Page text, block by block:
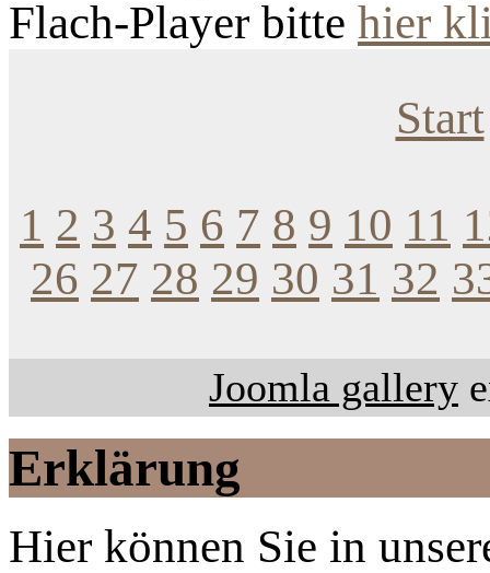
Flach-Player bitte hier
Start
1 2 3 4 5 6 7 8 9 10 11
26 27 28 29 30 31 32
Joomla gallery
Erklärung
Hier können Sie in